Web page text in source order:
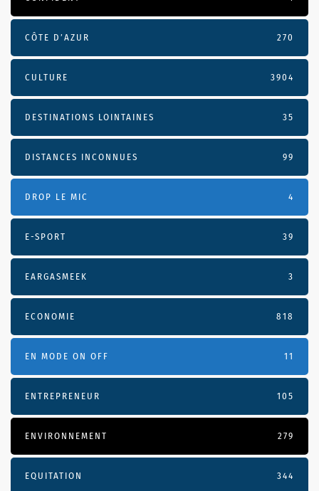
CÔTE D’AZUR 270
CULTURE 3904
DESTINATIONS LOINTAINES 35
DISTANCES INCONNUES 99
DROP LE MIC 4
E-SPORT 39
EARGASMEEK 3
ECONOMIE 818
EN MODE ON OFF 11
ENTREPRENEUR 105
ENVIRONNEMENT 279
EQUITATION 344